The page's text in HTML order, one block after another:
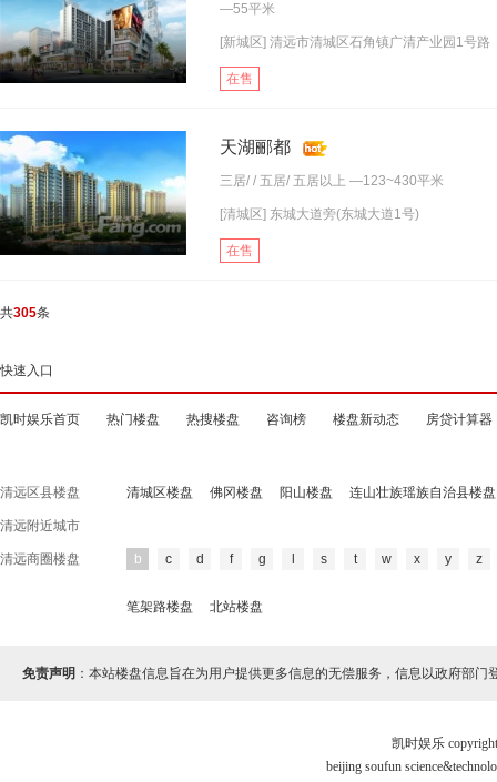
—55平米
[新城区] 清远市清城区石角镇广清产业园1号路
在售
天湖郦都
三居/ / 五居/ 五居以上 —123~430平米
[清城区] 东城大道旁(东城大道1号)
在售
共305条
快速入口
凯时娱乐首页 热门楼盘 热搜楼盘 咨询榜 楼盘新动态 房贷计算器
清远区县楼盘 清城区楼盘 佛冈楼盘 阳山楼盘 连山壮族瑶族自治县楼盘
清远附近城市
清远商圈楼盘 b c d f g s t w x y z
笔架路楼盘 北站楼盘
免责声明 ：本站楼盘信息旨在为用户提供更多信息的无偿服务，信息以政府部门
凯时娱乐
beijing soufun